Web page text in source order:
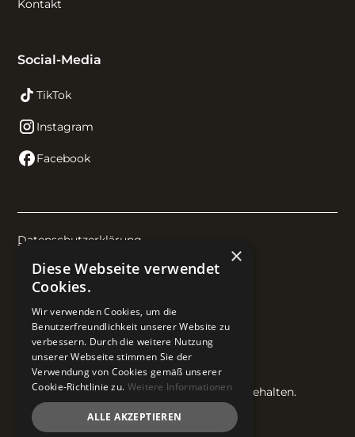
Kontakt
Social-Media
TikTok
Instagram
Facebook
© 2026 Finesse Aesthetic. Alle Rechte vorbehalten.
Datenschutzerklärung
Impressum
AGB
Cookie-Einstellungen
×
Diese Webseite verwendet
Cookies.
Wir verwenden Cookies, um die
Benutzerfreundlichkeit unserer Website zu
verbessern. Durch die weitere Nutzung
unserer Webseite stimmen Sie der
Verwendung von Cookies gemäß unserer
Cookie-Richtlinie zu. Weitere Informationen
ALLE AKZEPTIEREN